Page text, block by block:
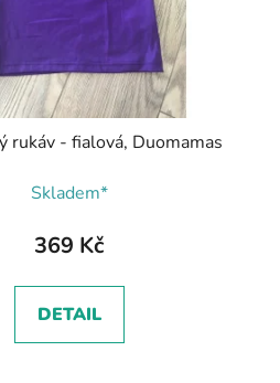
rukáv - fialová, Duomamas
Skladem*
369 Kč
DETAIL